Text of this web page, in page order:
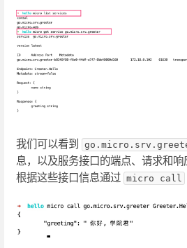
我们可以看到
息，以及服务接口的端点、请求和
根据这些接口信息通过 micro call